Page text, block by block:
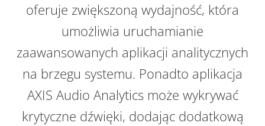
oferuje zwiększoną wydajność, która
umożliwia uruchamianie
zaawansowanych aplikacji analitycznych
na brzegu systemu. Ponadto aplikacja
AXIS Audio Analytics może wykrywać
krytyczne dźwięki, dodając dodatkową